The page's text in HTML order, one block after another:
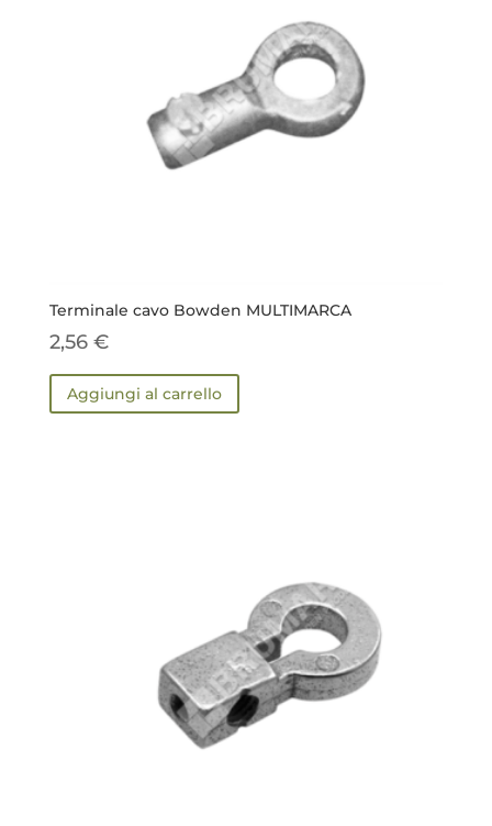
Terminale cavo Bowden MULTIMARCA
2,56 €
Aggiungi al carrello